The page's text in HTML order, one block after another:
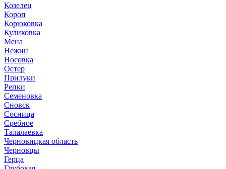
Козелец
Короп
Корюковка
Куликовка
Мена
Нежин
Носовка
Остер
Прилуки
Репки
Семеновка
Сновск
Сосница
Сребное
Талалаевка
Черновицкая область
Черновцы
Герца